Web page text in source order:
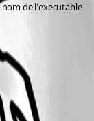
de l'executable